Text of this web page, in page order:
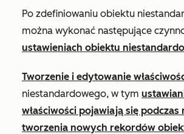
Po zdefiniowaniu obiektu
można wykonać następujące
ustawieniach obiektu
Tworzenie i edytowanie
niestandardowego, w tym
właściwości pojawiają się podczas
tworzenia nowych rekordów